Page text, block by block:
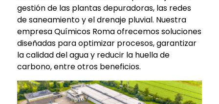
gestión de las plantas depuradoras, las redes
de saneamiento y el drenaje pluvial. Nuestra
empresa Químicos Roma ofrecemos soluciones
diseñadas para optimizar procesos, garantizar
la calidad del agua y reducir la huella de
carbono, entre otros beneficios.